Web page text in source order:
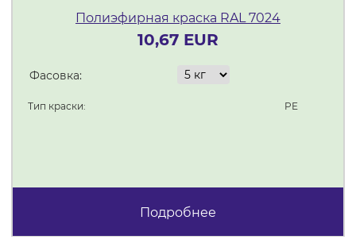
Полиэфирная краска RAL 7024
10,67 EUR
Фасовка:
Тип краски: PE
Подробнее